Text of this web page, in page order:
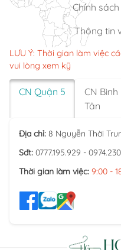
Chính
Thông tin
LƯU Ý: Thời gian làm việc
vui lòng xem kỹ
CN Quận 5
CN Bình
Tân
Địa chỉ: 8 Nguyễn Thời
Sđt: 0777.195.929 -
Thời gian làm việc: 9:00 -